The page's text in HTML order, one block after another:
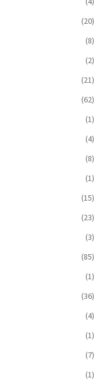
(20)
(8)
(2)
(21)
(62)
(1)
(4)
(8)
(1)
(15)
(23)
(3)
(85)
(1)
(36)
(4)
(1)
(7)
(1)